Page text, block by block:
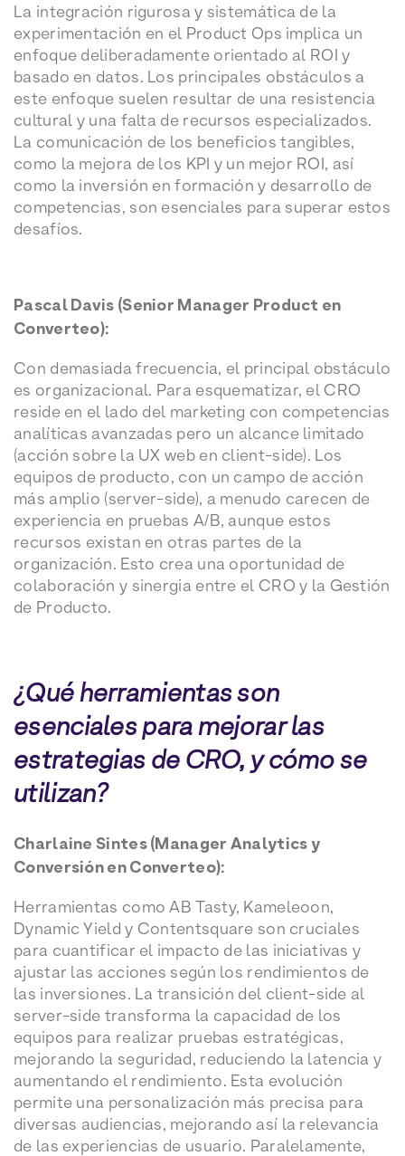
La integración rigurosa y sistemática de la
experimentación en el Product Ops implica un
enfoque deliberadamente orientado al ROI y
basado en datos. Los principales obstáculos a
este enfoque suelen resultar de una resistencia
cultural y una falta de recursos especializados.
La comunicación de los beneficios tangibles,
como la mejora de los KPI y un mejor ROI, así
como la inversión en formación y desarrollo de
competencias, son esenciales para superar estos
desafíos.
Pascal Davis (Senior Manager Product en
Converteo):
Con demasiada frecuencia, el principal obstáculo
es organizacional. Para esquematizar, el CRO
reside en el lado del marketing con competencias
analíticas avanzadas pero un alcance limitado
(acción sobre la UX web en client-side). Los
equipos de producto, con un campo de acción
más amplio (server-side), a menudo carecen de
experiencia en pruebas A/B, aunque estos
recursos existan en otras partes de la
organización. Esto crea una oportunidad de
colaboración y sinergia entre el CRO y la Gestión
de Producto.
¿Qué herramientas son
esenciales para mejorar las
estrategias de CRO, y cómo se
utilizan?
Charlaine Sintes (Manager Analytics y
Conversión en Converteo):
Herramientas como AB Tasty, Kameleoon,
Dynamic Yield y Contentsquare son cruciales
para cuantificar el impacto de las iniciativas y
ajustar las acciones según los rendimientos de
las inversiones. La transición del client-side al
server-side transforma la capacidad de los
equipos para realizar pruebas estratégicas,
mejorando la seguridad, reduciendo la latencia y
aumentando el rendimiento. Esta evolución
permite una personalización más precisa para
diversas audiencias, mejorando así la relevancia
de las experiencias de usuario. Paralelamente,